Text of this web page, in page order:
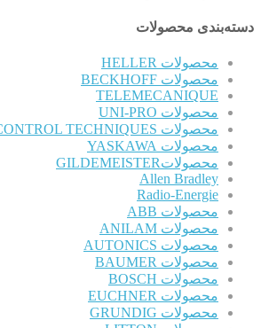
دسته‌بندی محصولات
محصولات HELLER
محصولات BECKHOFF
TELEMECANIQUE
محصولات UNI-PRO
محصولات CONTROL TECHNIQUES
محصولات YASKAWA
محصولاتGILDEMEISTER
Allen Bradley
Radio-Energie
محصولات ABB
محصولات ANILAM
محصولات AUTONICS
محصولات BAUMER
محصولات BOSCH
محصولات EUCHNER
محصولات GRUNDIG